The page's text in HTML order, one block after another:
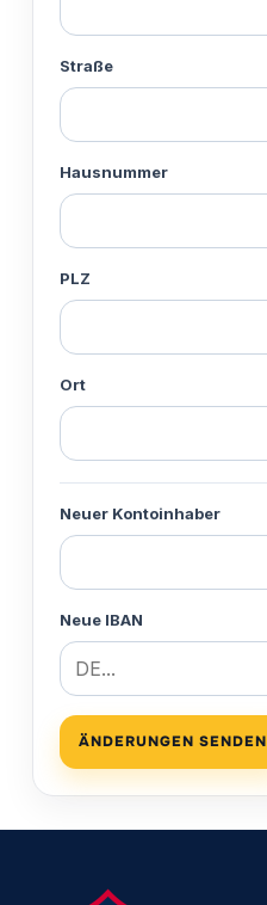
Straße
Hausnummer
PLZ
Ort
Neuer Kontoinhaber
Neue IBAN
ÄNDERUNGEN SENDEN